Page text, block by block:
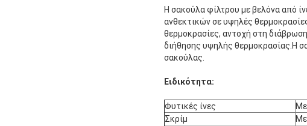
Η σακούλα φίλτρου με βελόνα από
ανθεκτικών σε υψηλές
θερμοκρασίες, αντοχή στη
διήθησης υψηλής θερμοκρασίας.Η
σακούλας.
Ειδικότητα:
Φυτικές ίνες
Σκρίμ